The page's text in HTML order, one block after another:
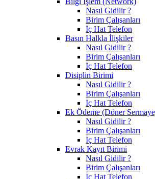
Nasıl Gidilir ?
Birim Çalışanları
İç Hat Telefon
Basın Halkla İlişkiler
Nasıl Gidilir ?
Birim Çalışanları
İç Hat Telefon
Disiplin Birimi
Nasıl Gidilir ?
Birim Çalışanları
İç Hat Telefon
Ek Ödeme (Döner
Nasıl Gidilir ?
Birim Çalışanları
İç Hat Telefon
Evrak Kayıt Birimi
Nasıl Gidilir ?
Birim Çalışanları
İç Hat Telefon